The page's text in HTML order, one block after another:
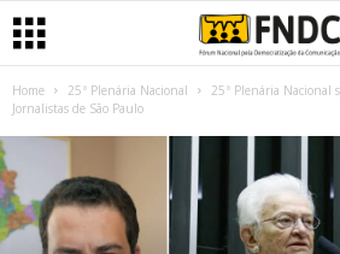
Home 25ª Plenária Nacional
25ª Plenária Nacional
Jornalistas de São Paulo